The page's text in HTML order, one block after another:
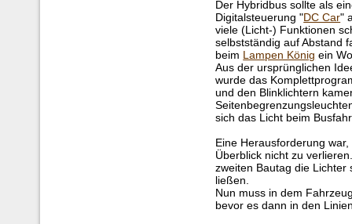
Der Hybridbus sollte als
Digitalsteuerung "DC Car"
viele (Licht-) Funktionen
selbstständig auf Abstand
beim Lampen König ein
Aus der ursprünglichen
wurde das
und den Blinklichtern
sich das Licht beim
Eine Herausforderung
Überblick nicht zu
zweiten Bautag die Lichter
ließen.
Nun muss in dem
bevor es dann in den